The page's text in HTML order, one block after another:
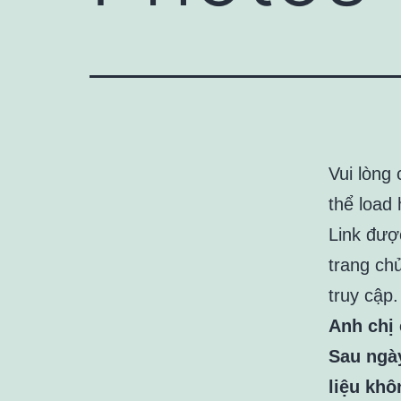
Vui lòng
thể load
Link
trang
truy cập.
Anh chị
Sau
liệu